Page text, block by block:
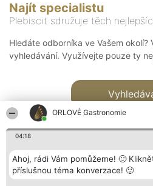
ORLOVÉ Gastronomie
04:18
Ahoj, rádi Vám pomůžeme! 🙂
příslušnou téma konverzace! 🙂
Najít specialistu
Plebiscit sdružuje těch
Hledáte odborníka ve Vašem okolí?
vyhledávání. Využívejte pouze ty